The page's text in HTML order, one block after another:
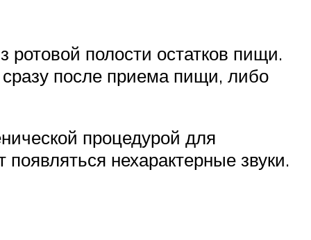
полости остатков пищи.
после приема пищи, либо
процедурой для
нехарактерные звуки.